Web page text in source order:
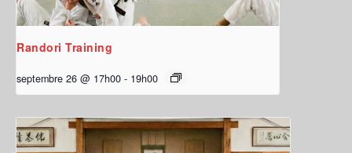
Randori Training
septembre 26 @ 17h00 - 19h00